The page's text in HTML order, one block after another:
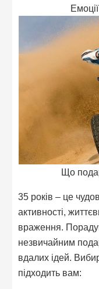
Що
35 років – це
активності,
враження.
незвичайним
вдалих ідей.
підходить вам: